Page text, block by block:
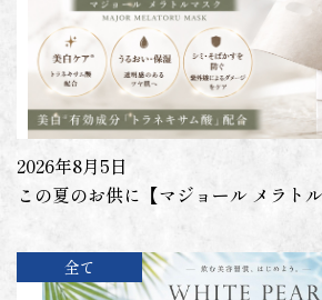
2026年8月5日
この夏のお供に【マジョール メラトル
全て